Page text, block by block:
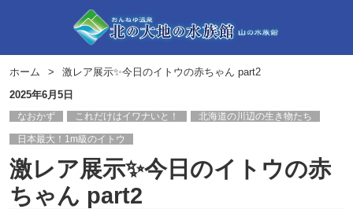
ホーム
激レア展示✨今日のイトウの赤ちゃん part2
2025年6月5日
なおかず これだけはイワナいと！ 北海道の川辺の生き物たち
日本最大！1m級のイトウ
激レア展示✨今日のイトウの赤
ちゃん part2